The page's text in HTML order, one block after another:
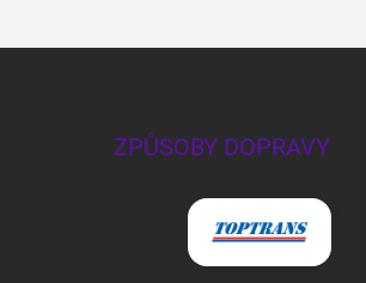
ZPŮSOBY DOPRAVY